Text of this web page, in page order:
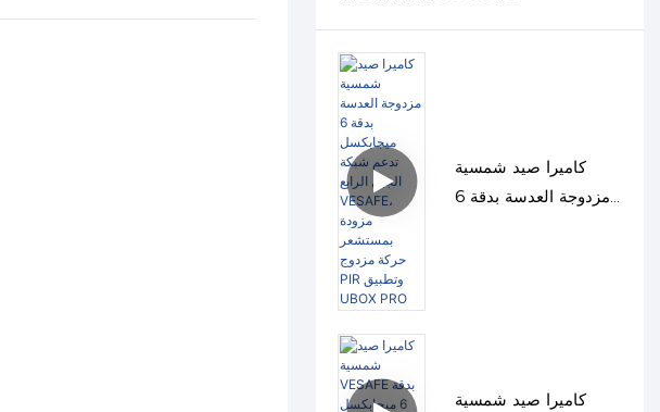
كاميرا صيد شمسية
مزدوجة العدسة بدقة 6
كاميرا صيد شمسية